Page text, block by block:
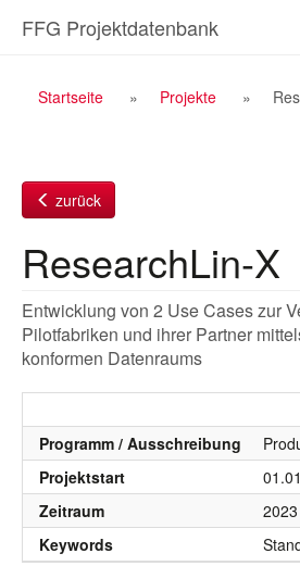
InhaltFFG Projektdatenbank
Breadcrumb
Startseite Projekte
zurück
ResearchLin-X
Entwicklung von 2 Use Cases zur
Pilotfabriken und ihrer Partner
konformen Datenraums
Programm / Ausschreibung
Projektstart
Zeitraum
Keywords